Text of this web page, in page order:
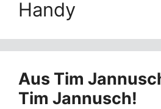
Handy
Aus Tim
Tim Jannusch!